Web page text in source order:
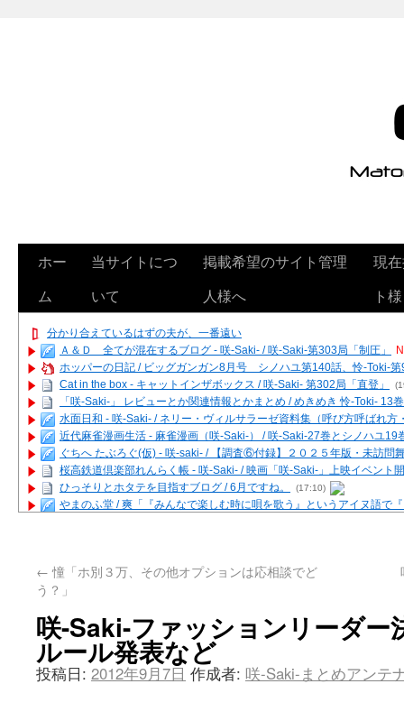
ホー
ム
当サイトにつ
いて
掲載希望のサイト管理
人様へ
現
ト様
分かり合えているはずの夫が、一番遠い
Ａ＆Ｄ 全てが混在するブログ - 咲-Saki- / 咲-Saki-第303局「制圧」
ホッパーの日記 / ビッグガンガン8月号 シノハユ第140話、怜-Toki-第
Cat in the box - キャットインザボックス / 咲-Saki- 第302局「直登」
「咲-Saki-」 レビューとか関連情報とかまとめ / めきめき 怜-Toki- 13
水面日和 - 咲-Saki- / ネリー・ヴィルサラーゼ資料集（呼び方呼ばれ方
近代麻雀漫画生活 - 麻雀漫画（咲-Saki-） / 咲-Saki-27巻とシノハユ
ぐちへ たぶろぐ(仮) - 咲-saki- / 【調査⑥付録】２０２５年版・未訪問
桜高鉄道倶楽部れんらく帳 - 咲-Saki- / 映画「咲-Saki-」上映イベント
ひっそりとホタテを目指すブログ / 6月ですね。
(17:10)
やまのふ堂 / 爽「『みんなで楽しむ時に唄を歌う』というアイヌ語で
咲クラ女子 - 咲-Saki- / 姫松の上重漫ちゃんと演じている伊達朱里紗さ
咲スファクション☆タウン - 咲-Saki- / 雀魂咲コラボ！ ガチャ＆キャ
はやりの如く☆ - 咲-saki- / 悪いこと【SS】 (06:42)
麻雀雑記あれこれ - 咲 -Saki- / 咲-Saki-キャラが台湾麻雀を打ったらど
またの名を咲ブログ - 咲-Saki- / 男体化すると聞いての落書き
あっちが変 / あっちが変 (08:31)
←憧「ホ別３万、その他オプションは応相談でど
う？」
咲-Saki-ファッションリーダー
ルール発表など
投稿日: 2012年9月7日 作成者: 咲-Saki-まとめアンテ